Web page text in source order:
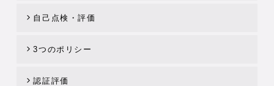
自己点検・評価
3つのポリシー
認証評価